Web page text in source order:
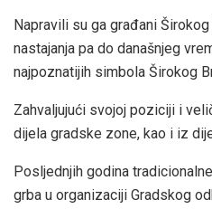
Napravili su ga građani
nastajanja pa do današnjeg
najpoznatijih simbola Širokog
Zahvaljujući svojoj poziciji i
dijela gradske zone, kao i iz
Posljednjih godina
grba u organizaciji Gradskog